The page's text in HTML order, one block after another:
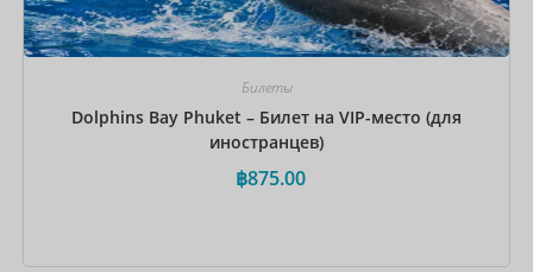
Билеты
Dolphins Bay Phuket – Билет на VIP-место (для
иностранцев)
฿875.00